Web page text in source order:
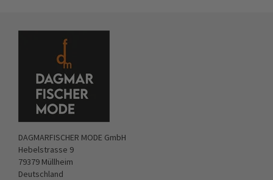
DAGMARFISCHER MODE GmbH
Hebelstrasse 9
79379 Müllheim
Deutschland